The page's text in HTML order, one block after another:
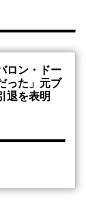
ロン・ドー
った」元ブ
退を表明